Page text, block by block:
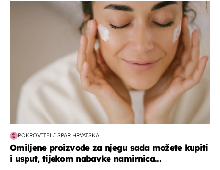
moda & ljepota
POKROVITELJ SPAR HRVATSKA
Omiljene proizvode za njegu sada možete kupiti
i usput, tijekom nabavke namirnica...